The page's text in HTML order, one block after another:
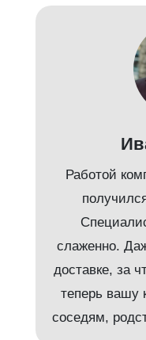
Работой
слаженно.
доставке, за
теперь вашу
соседям,